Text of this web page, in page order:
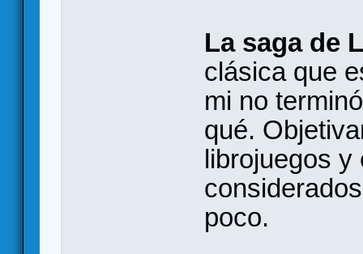
La saga de
clásica que
mi no
qué.
librojuegos y
poco.